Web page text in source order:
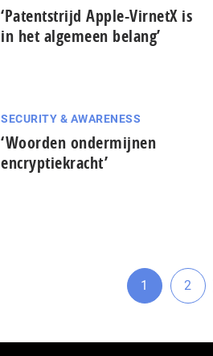
‘Patentstrijd Apple-VirnetX is
in het algemeen belang’
SECURITY & AWARENESS
‘Woorden ondermijnen
encryptiekracht’
Ga
1
Ga
2